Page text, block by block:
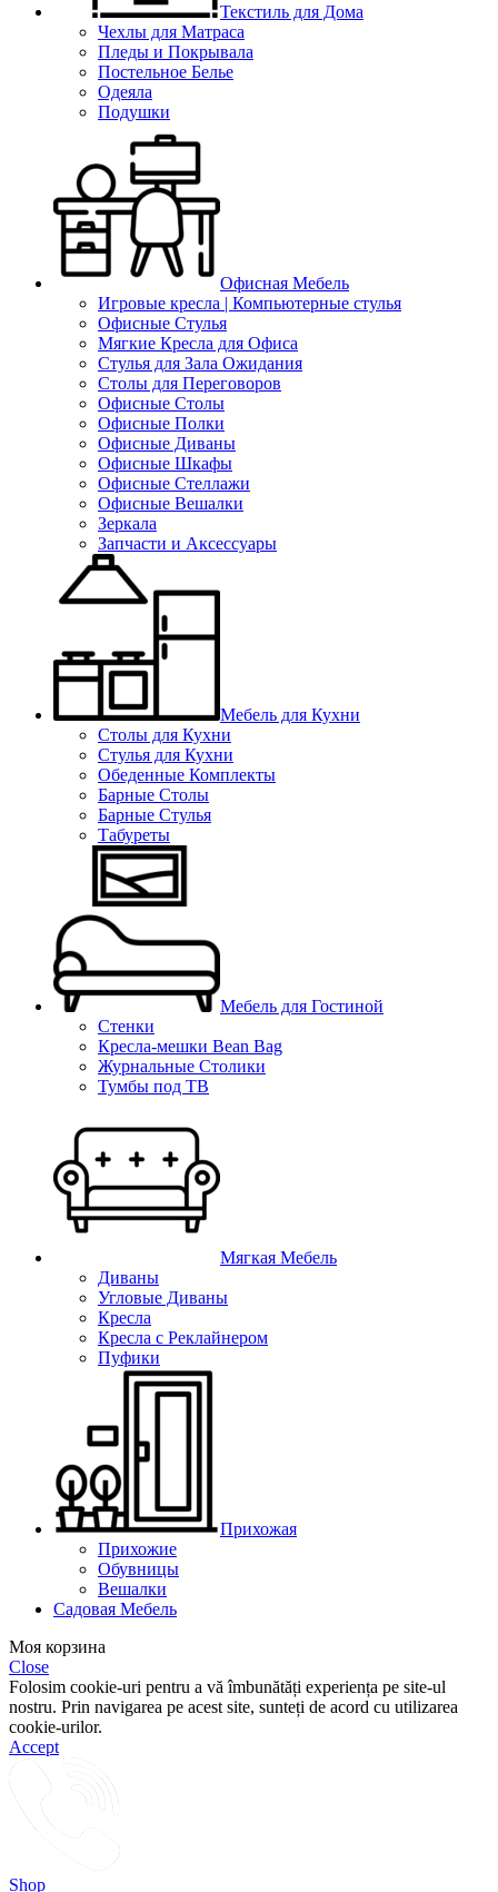
Текстиль для Дома
Чехлы для Матраса
Пледы и Покрывала
Постельное Белье
Одеяла
Подушки
Офисная Мебель
Игровые кресла | Компьютерные стулья
Офисные Стулья
Мягкие Кресла для Офиса
Стулья для Зала Ожидания
Столы для Переговоров
Офисные Столы
Офисные Полки
Офисные Диваны
Офисные Шкафы
Офисные Стеллажи
Офисные Вешалки
Зеркала
Запчасти и Аксессуары
Мебель для Кухни
Столы для Кухни
Стулья для Кухни
Обеденные Комплекты
Барные Столы
Барные Стулья
Табуреты
Мебель для Гостиной
Стенки
Кресла-мешки Bean Bag
Журнальные Столики
Тумбы под ТВ
Мягкая Мебель
Диваны
Угловые Диваны
Кресла
Кресла с Реклайнером
Пуфики
Прихожая
Прихожие
Обувницы
Вешалки
Садовая Мебель
Моя корзина
Close
Folosim cookie-uri pentru a vă îmbunătăți experiența pe site-ul
nostru. Prin navigarea pe acest site, sunteți de acord cu utilizarea
cookie-urilor.
Accept
Shop